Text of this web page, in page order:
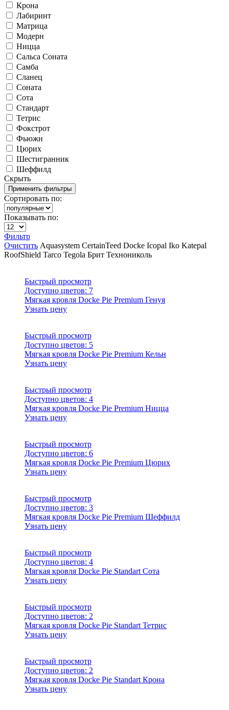
Крона
Лабиринт
Матрица
Модерн
Ницца
Сальса Соната
Самба
Сланец
Соната
Сота
Стандарт
Тетрис
Фокстрот
Фьюжн
Цюрих
Шестигранник
Шеффилд
Скрыть
Сортировать по:
Показывать по:
Фильтр
Очистить Aquasystem CertainTeed Docke Icopal Iko Katepal
RoofShield Tarco Tegola Брит Технониколь
Быстрый просмотр
Доступно цветов: 7
Мягкая кровля Docke Pie Premium Генуя
Узнать цену
Быстрый просмотр
Доступно цветов: 5
Мягкая кровля Docke Pie Premium Кельн
Узнать цену
Быстрый просмотр
Доступно цветов: 4
Мягкая кровля Docke Pie Premium Ницца
Узнать цену
Быстрый просмотр
Доступно цветов: 6
Мягкая кровля Docke Pie Premium Цюрих
Узнать цену
Быстрый просмотр
Доступно цветов: 3
Мягкая кровля Docke Pie Premium Шеффилд
Узнать цену
Быстрый просмотр
Доступно цветов: 4
Мягкая кровля Docke Pie Standart Сота
Узнать цену
Быстрый просмотр
Доступно цветов: 2
Мягкая кровля Docke Pie Standart Тетрис
Узнать цену
Быстрый просмотр
Доступно цветов: 2
Мягкая кровля Docke Pie Standart Крона
Узнать цену